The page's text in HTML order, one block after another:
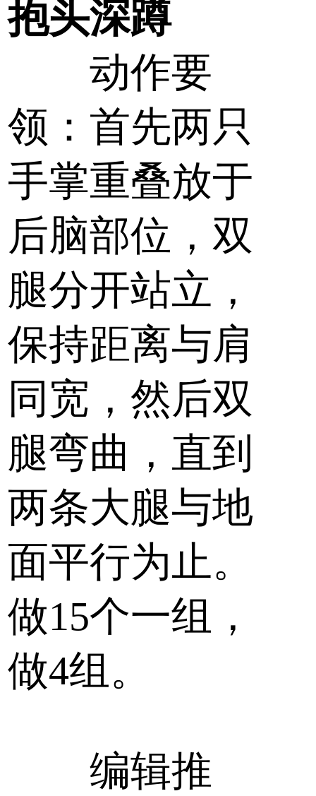
抱头深蹲
动作要
领：首先两只
手掌重叠放于
后脑部位，双
腿分开站立，
保持距离与肩
同宽，然后双
腿弯曲，直到
两条大腿与地
面平行为止。
做15个一组，
做4组。
编辑推